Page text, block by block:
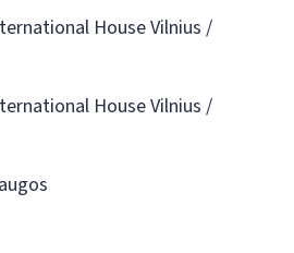
House Vilnius /
House Vilnius /